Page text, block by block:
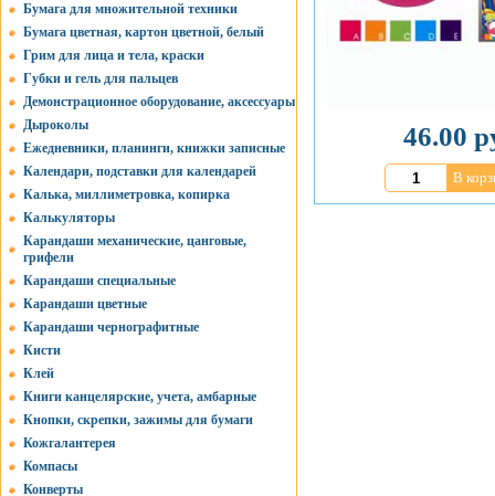
Бумага для множительной техники
Бумага цветная, картон цветной, белый
Грим для лица и тела, краски
Губки и гель для пальцев
Демонстрационное оборудование, аксессуары
Дыроколы
Ежедневники, планинги, книжки записные
Календари, подставки для календарей
Калька, миллиметровка, копирка
Калькуляторы
Карандаши механические, цанговые,
грифели
Карандаши специальные
Карандаши цветные
Карандаши чернографитные
Кисти
Клей
Книги канцелярские, учета, амбарные
Кнопки, скрепки, зажимы для бумаги
Кожгалантерея
Компасы
Конверты
46.00
В